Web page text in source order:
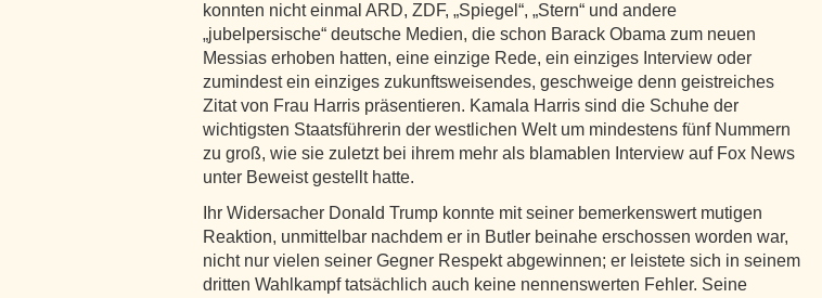
konnten nicht einmal ARD, ZDF, „Spiegel“, „Stern“ und andere
„jubelpersische“ deutsche Medien, die schon Barack Obama zum neuen
Messias erhoben hatten, eine einzige Rede, ein einziges Interview oder
zumindest ein einziges zukunftsweisendes, geschweige denn geistreiches
Zitat von Frau Harris präsentieren. Kamala Harris sind die Schuhe der
wichtigsten Staatsführerin der westlichen Welt um mindestens fünf Nummern
zu groß, wie sie zuletzt bei ihrem mehr als blamablen Interview auf Fox News
unter Beweist gestellt hatte.
Ihr Widersacher Donald Trump konnte mit seiner bemerkenswert mutigen
Reaktion, unmittelbar nachdem er in Butler beinahe erschossen worden war,
nicht nur vielen seiner Gegner Respekt abgewinnen; er leistete sich in seinem
dritten Wahlkampf tatsächlich auch keine nennenswerten Fehler. Seine